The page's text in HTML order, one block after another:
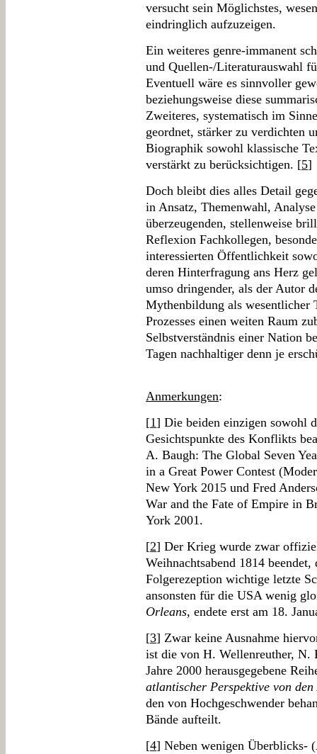
versucht sein Möglichstes,
eindringlich aufzuzeigen.
Ein weiteres genre-immanent
und Quellen-/Literaturauswahl
Eventuell wäre es sinnvoller
beziehungsweise diese
Zweiteres, systematisch im
geordnet, stärker zu verdichten
Biographik sowohl klassische
verstärkt zu berücksichtigen. [5]
Doch bleibt dies alles Detail
in Ansatz, Themenwahl,
überzeugenden, stellenweise
Reflexion Fachkollegen,
interessierten Öffentlichkeit
deren Hinterfragung ans Herz
umso dringender, als der Autor
Mythenbildung als wesentlicher
Prozesses einen weiten Raum
Selbstverständnis einer Nation
Tagen nachhaltiger denn je
Anmerkungen:
[1] Die beiden einzigen sowohl
Gesichtspunkte des Konflikts
A. Baugh: The Global Seven
in a Great Power Contest
New York 2015 und Fred
War and the Fate of Empire in
York 2001.
[2] Der Krieg wurde zwar
Weihnachtsabend 1814
Folgerezeption wichtige letzte
ansonsten für die USA wenig
Orleans, endete erst am 18.
[3] Zwar keine Ausnahme
ist die von H. Wellenreuther, N.
Jahre 2000 herausgegebene
atlantischer Perspektive von
den von Hochgeschwender
Bände aufteilt.
[4] Neben wenigen Überblicks-